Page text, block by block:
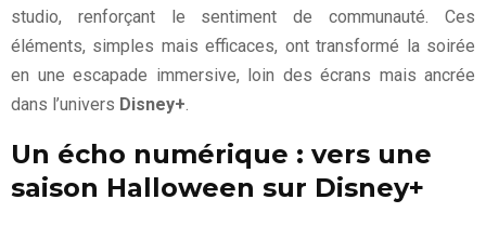
studio, renforçant le sentiment de communauté. Ces
éléments, simples mais efficaces, ont transformé la soirée
en une escapade immersive, loin des écrans mais ancrée
dans l’univers Disney+.
Un écho numérique : vers une
saison Halloween sur Disney+